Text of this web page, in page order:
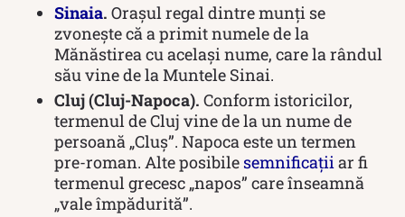
Sinaia. Orașul regal dintre munți se
zvonește că a primit numele de la
Mănăstirea cu același nume, care la rândul
său vine de la Muntele Sinai.
Cluj (Cluj-Napoca). Conform istoricilor,
termenul de Cluj vine de la un nume de
persoană „Cluș”. Napoca este un termen
pre-roman. Alte posibile semnificațiiar fi
termenul grecesc „napos” care înseamnă
„vale împădurită”.